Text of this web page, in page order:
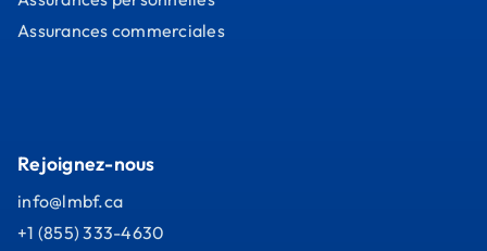
Assurances commerciales
Rejoignez-nous
info@lmbf.ca
+1 (855) 333-4630